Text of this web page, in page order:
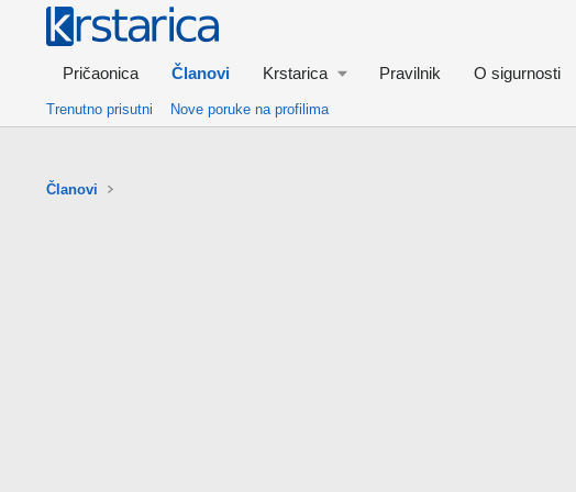
Pričaonica Članovi Krstarica Pravilnik O sigurnosti
Trenutno prisutni Nove poruke na profilima
Članovi